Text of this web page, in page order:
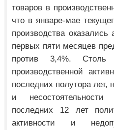
товаров в
что в январе-мае
производства
первых пяти месяцев
против 3,4%. Столь
производственной
последних полутора лет,
и
последних 12 лет
активности и